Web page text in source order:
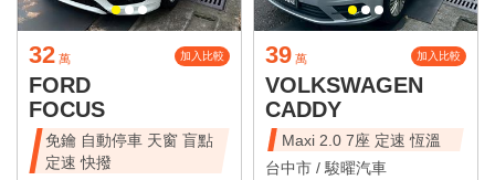
32 萬 加入比較
FORD
FOCUS
免鑰 自動停車 天窗 盲點
定速 快撥
39 萬 加入比較
VOLKSWAGEN
CADDY
Maxi 2.0 7座 定速 恆溫
台中市 /駿曜汽車